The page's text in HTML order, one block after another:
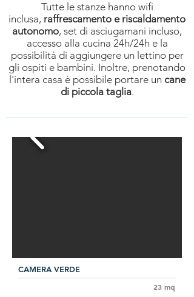
Tutte le stanze hanno wifi
inclusa, raffrescamento e riscaldamento
autonomo, set di asciugamani incluso,
accesso alla cucina 24h/24h e la
possibilità di aggiungere un lettino per
gli ospiti e bambini. Inoltre, prenotando
l'intera casa è possibile portare un cane
di piccola taglia.
CAMERA VERDE
23 mq